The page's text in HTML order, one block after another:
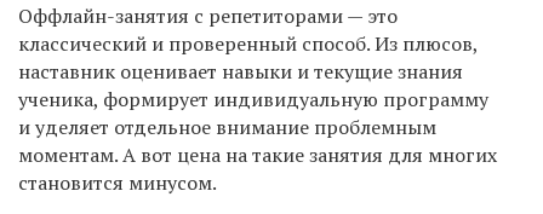
Оффлайн-занятия с репетиторами — это
классический и проверенный способ. Из плюсов,
наставник оценивает навыки и текущие знания
ученика, формирует индивидуальную программу
и уделяет отдельное внимание проблемным
моментам. А вот цена на такие занятия для многих
становится минусом.